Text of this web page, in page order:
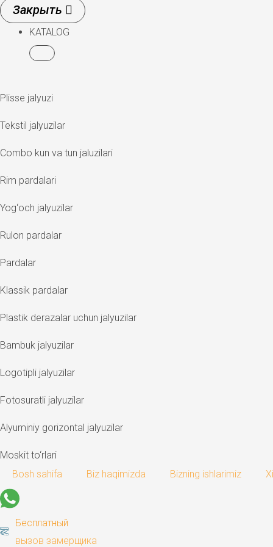
KATALOG
Plisse jalyuzi
Tekstil jalyuzilar
Combo kun va tun jaluzilari
Rim pardalari
Yog‘och jalyuzilar
Rulon pardalar
Pardalar
Klassik pardalar
Plastik derazalar uchun jalyuzilar
Bambuk jalyuzilar
Logotipli jalyuzilar
Fotosuratli jalyuzilar
Alyuminiy gorizontal jalyuzilar
Moskit to‘rlari
Bosh sahifa
Biz haqimizda Bizning ishlarimiz
Бесплатный
вызов замерщика